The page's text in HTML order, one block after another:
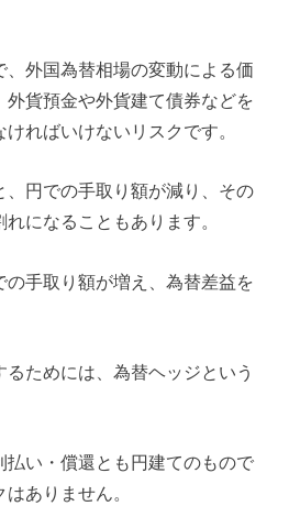
外国為替相場の変動による価
貨預金や外貨建て債券などを
ればいけないリスクです。
、円での手取り額が減り、その
になることもあります。
手取り額が増え、為替差益を
ためには、為替ヘッジという
払い・償還とも円建てのもので
ありません。